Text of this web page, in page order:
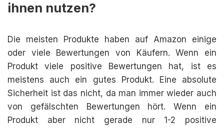
ihnen nutzen?
Die meisten Produkte haben auf Amazon einige
oder viele Bewertungen von Käufern. Wenn ein
Produkt viele positive Bewertungen hat, ist es
meistens auch ein gutes Produkt. Eine absolute
Sicherheit ist das nicht, da man immer wieder auch
von gefälschten Bewertungen hört. Wenn ein
Produkt aber nicht gerade nur 1-2 positive